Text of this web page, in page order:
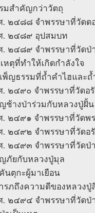
มสำคัญกว่าวัตถุ
. ๒๔๘๘ จำพรรษาที่วัดด
. ๒๔๘๙ อุปสมบท
. ๒๔๘๙ จำพรรษาที่วัด
หตุที่ทำให้เกิดกำลังใจ
พ็ญธรรมที่ถ้ำคำไฮและถ้
. ๒๔๙๐ จำพรรษาที่วัดอ
ช้างป่าร่วมกับหลวงปู่ฝั้น
. ๒๔๙๑ จำพรรษาที่วัดพ
. ๒๔๙๒ จำพรรษาที่วัด
. ๒๔๙๓ จำพรรษาที่วัดป่
ญภัยกับหลวงปู่มุล
นตุกะผู้มาเยือน
รภถึงความดีของหลวงปู่
. ๒๔๙๔ จำพรรษาที่วัดป่